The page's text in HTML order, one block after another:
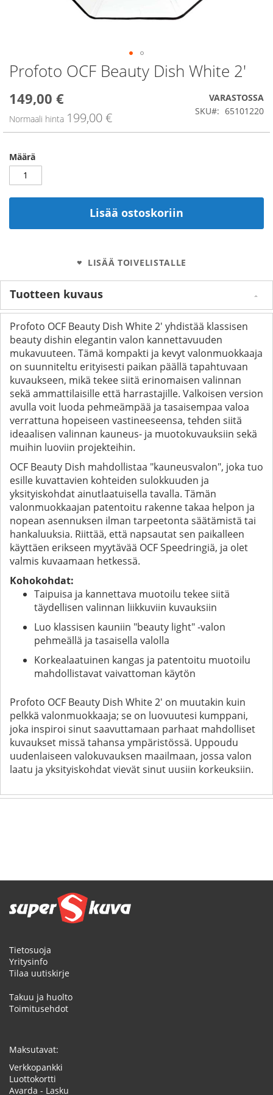
Profoto OCF Beauty Dish White 2'
Alennushinta
149,00 €
Normaali hinta 199,00 €
VARASTOSSA
SKU
65101220
Määrä
Lisää ostoskoriin
LISÄÄ TOIVELISTALLE
Skip
to
beginning
of
the
Tuotteen kuvaus
Profoto OCF Beauty Dish White 2' yhdistää klassisen
beauty dishin elegantin valon kannettavuuden
mukavuuteen. Tämä kompakti ja kevyt valonmuokkaaja
on suunniteltu erityisesti paikan päällä tapahtuvaan
kuvaukseen, mikä tekee siitä erinomaisen valinnan
sekä ammattilaisille että harrastajille. Valkoisen version
avulla voit luoda pehmeämpää ja tasaisempaa valoa
verrattuna hopeiseen vastineeseensa, tehden siitä
ideaalisen valinnan kauneus- ja muotokuvauksiin sekä
muihin luoviin projekteihin.
OCF Beauty Dish mahdollistaa "kauneusvalon", joka tuo
esille kuvattavien kohteiden sulokkuuden ja
yksityiskohdat ainutlaatuisella tavalla. Tämän
valonmuokkaajan patentoitu rakenne takaa helpon ja
nopean asennuksen ilman tarpeetonta säätämistä tai
hankaluuksia. Riittää, että napsautat sen paikalleen
käyttäen erikseen myytävää OCF Speedringiä, ja olet
valmis kuvaamaan hetkessä.
Kohokohdat:
Taipuisa ja kannettava muotoilu tekee siitä
täydellisen valinnan liikkuviin kuvauksiin
Luo klassisen kauniin "beauty light" -valon
pehmeällä ja tasaisella valolla
Korkealaatuinen kangas ja patentoitu muotoilu
mahdollistavat vaivattoman käytön
Profoto OCF Beauty Dish White 2' on muutakin kuin
pelkkä valonmuokkaaja; se on luovuutesi kumppani,
joka inspiroi sinut saavuttamaan parhaat mahdolliset
kuvaukset missä tahansa ympäristössä. Uppoudu
uudenlaiseen valokuvauksen maailmaan, jossa valon
laatu ja yksityiskohdat vievät sinut uusiin korkeuksiin.
Tietosuoja
Yritysinfo
Tilaa uutiskirje
Takuu ja huolto
Toimitusehdot
Maksutavat:
Verkkopankki
Luottokortti
Avarda - Lasku